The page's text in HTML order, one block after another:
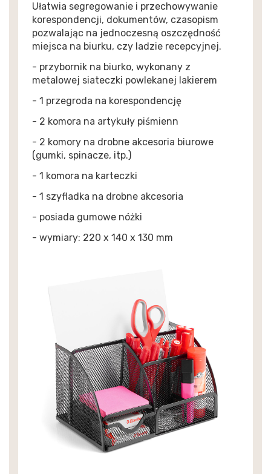
Ułatwia segregowanie i przechowywanie
korespondencji, dokumentów, czasopism
pozwalając na jednoczesną oszczędność
miejsca na biurku, czy ladzie recepcyjnej.
- przybornik na biurko, wykonany z
metalowej siateczki powlekanej lakierem
- 1 przegroda na korespondencję
- 2 komora na artykuły piśmienn
- 2 komory na drobne akcesoria biurowe
(gumki, spinacze, itp.)
- 1 komora na karteczki
- 1 szyfladka na drobne akcesoria
- posiada gumowe nóżki
- wymiary: 220 x 140 x 130 mm